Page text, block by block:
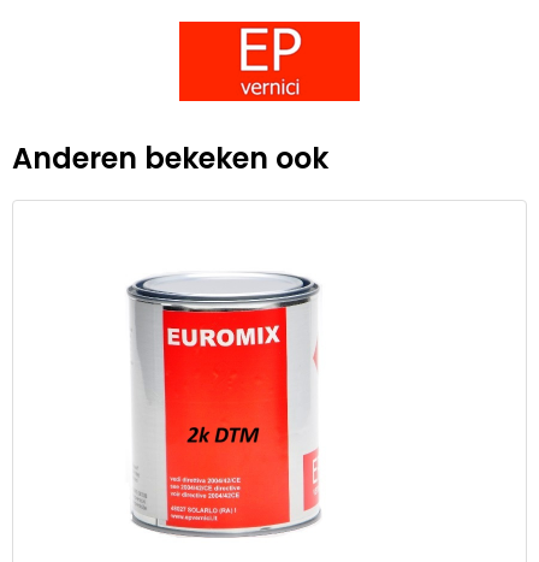
Anderen bekeken ook